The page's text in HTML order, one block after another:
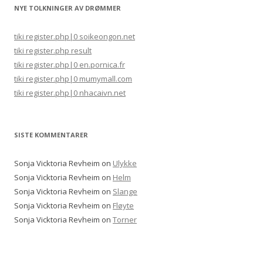
NYE TOLKNINGER AV DRØMMER
tiki register.php|0 soikeongon.net
tiki register.php result
tiki register.php|0 en.pornica.fr
tiki register.php|0 mumymall.com
tiki register.php|0 nhacaivn.net
SISTE KOMMENTARER
Sonja Vicktoria Revheim on Ulykke
Sonja Vicktoria Revheim on Helm
Sonja Vicktoria Revheim on Slange
Sonja Vicktoria Revheim on Fløyte
Sonja Vicktoria Revheim on Torner